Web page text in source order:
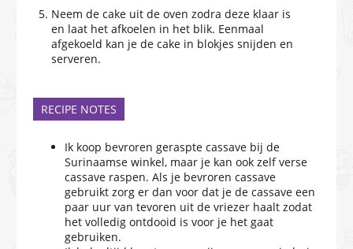
Neem de cake uit de oven zodra deze klaar is
en laat het afkoelen in het blik. Eenmaal
afgekoeld kan je de cake in blokjes snijden en
serveren.
RECIPE NOTES
Ik koop bevroren geraspte cassave bij de
Surinaamse winkel, maar je kan ook zelf verse
cassave raspen. Als je bevroren cassave
gebruikt zorg er dan voor dat je de cassave een
paar uur van tevoren uit de vriezer haalt zodat
het volledig ontdooid is voor je het gaat
gebruiken.